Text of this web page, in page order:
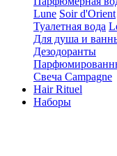
Lune Soir d'Orient
Туалетная вода
Для душа и
Дезодоранты
Свеча Campagne
Hair Rituel
Наборы